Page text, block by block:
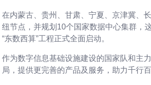
在内蒙古、贵州、甘肃、宁夏、京津冀、
纽节点，并规划10个国家数据中心集群，
“东数西算”工程正式全面启动。
作为数字信息基础设施建设的国家队和主
局，提供更完善的产品及服务，助力千行